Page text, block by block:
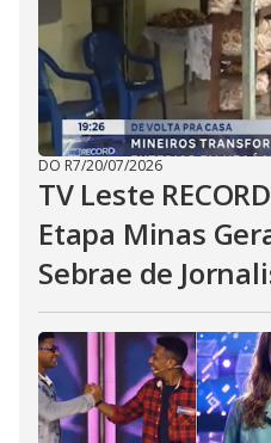
DO R7/20/07/2026
TV Leste
Etapa Minas
Sebrae de